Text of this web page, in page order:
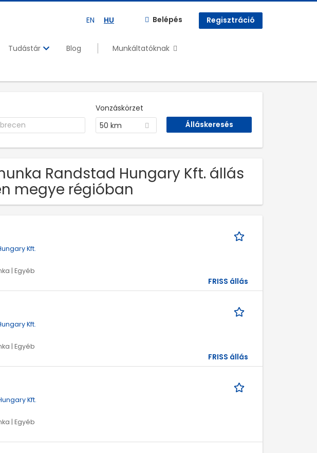
EN HU Belépés Regisztráció
Tudástár Blog
Munkáltatóknak
Vonzáskörzet
50 km
Randstad Hungary Kft. állás
megye régióban
Kft.
| Egyéb
FRISS állás
Kft.
| Egyéb
FRISS állás
Kft.
| Egyéb